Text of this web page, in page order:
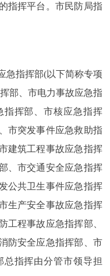
指挥平台。市民防局指
指挥部(以下简称专项
部、市电力事故应急指
指挥部、市核应急指挥
市突发事件应急救助指
建筑工程事故应急指挥
、市交通安全应急指挥
公共卫生事件应急指挥
生产安全事故应急指挥
工程事故应急指挥部、
防安全应急指挥部、市
指挥由分管市领导担